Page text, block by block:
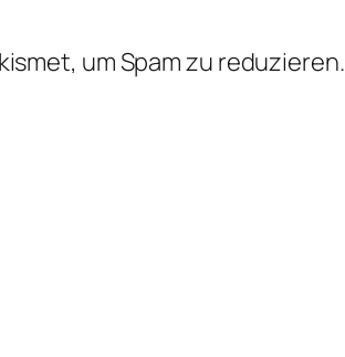
um Spam zu reduzieren.